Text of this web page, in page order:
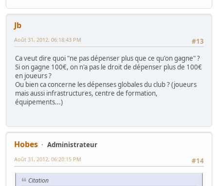
Jb
#13
Août 31, 2012, 06:18:43 PM
Ca veut dire quoi "ne pas dépenser plus que ce qu'on gagne" ?
Si on gagne 100€, on n'a pas le droit de dépenser plus de 100€
en joueurs ?
Ou bien ca concerne les dépenses globales du club ? (joueurs
mais aussi infrastructures, centre de formation,
équipements...)
Hobes
Administrateur
#14
Août 31, 2012, 06:20:15 PM
Citation